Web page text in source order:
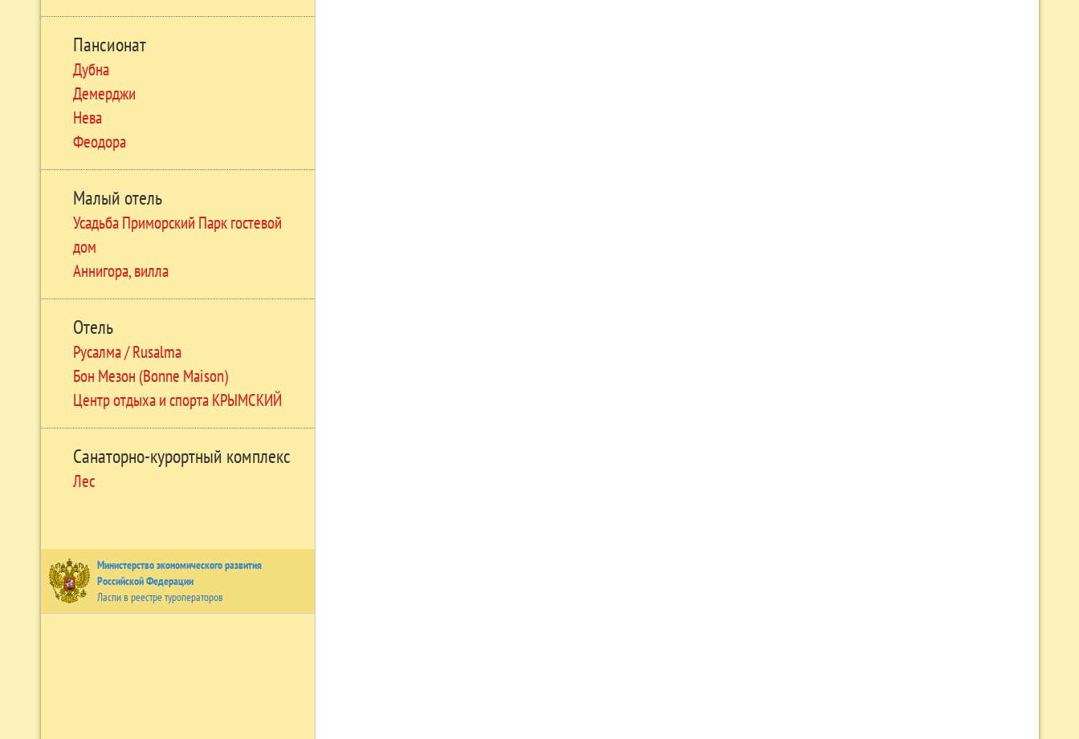
Пансионат
Дубна
Демерджи
Нева
Феодора
Малый отель
Усадьба Приморский Парк гостевой
дом
Аннигора, вилла
Отель
Русалма / Rusalma
Бон Мезон (Bonne Maison)
Центр отдыха и спорта КРЫМСКИЙ
Санаторно-курортный комплекс
Лес
Министерство экономического развития
Российской Федерации
Ласпи в реестре туроператоров